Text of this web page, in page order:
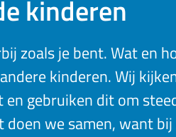
kinderen
zoals je bent. Wat en
kinderen. Wij
en gebruiken dit om
doen we samen, want